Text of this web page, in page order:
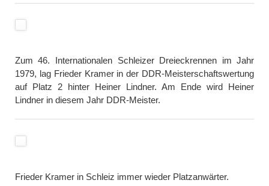
Zum 46. Internationalen Schleizer Dreieckrennen im Jahr
1979, lag Frieder Kramer in der DDR-Meisterschaftswertung
auf Platz 2 hinter Heiner Lindner. Am Ende wird Heiner
Lindner in diesem Jahr DDR-Meister.
Frieder Kramer in Schleiz immer wieder Platzanwärter.